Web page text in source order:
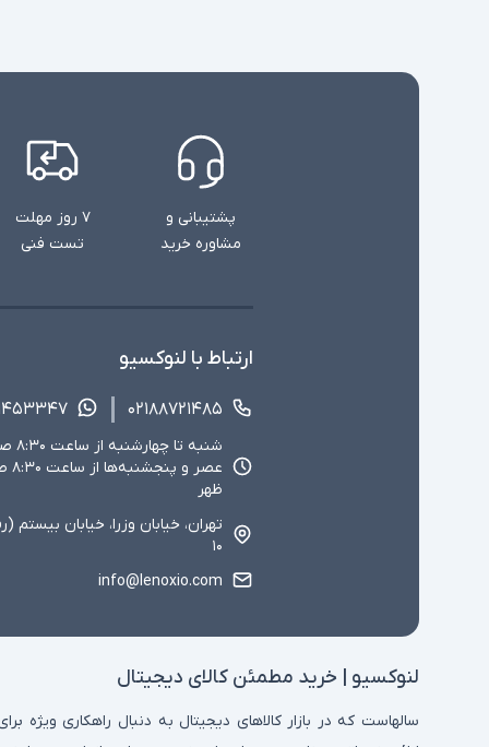
پشتیبانی و
مشاوره خرید
۷ روز مهلت
تست فنی
ارتباط با لنوکسیو
۰۲۱۸۸۷۲۱۴۸۵
ظهر
تهران، خیابان وزرا، خیابان بیستم
۱۰
info@lenoxio.com
لنوکسیو | خرید مطمئن کالای دیجیتال
سالهاست که در بازار کالاهای دیجیتال به دنبال راهکاری ویژه